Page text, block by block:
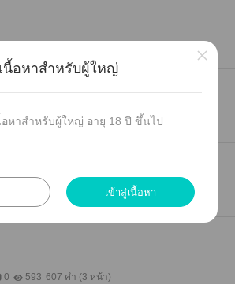
952 คำ (4 หน้า)
657 730 คำ (3 หน้า)
0 593 607 คำ (3 หน้า)
เนื้อหาสำหรับผู้ใหญ่
อหาสำหรับผู้ใหญ่ อายุ 18 ปี ขึ้นไป
เข้าสู่เนื้อหา
×